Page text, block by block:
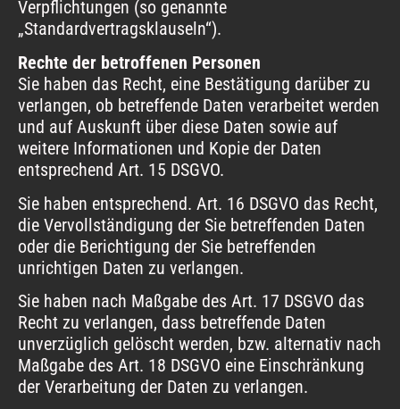
Verpflichtungen (so genannte
„Standardvertragsklauseln“).
Rechte der betroffenen Personen
Sie haben das Recht, eine Bestätigung darüber zu
verlangen, ob betreffende Daten verarbeitet werden
und auf Auskunft über diese Daten sowie auf
weitere Informationen und Kopie der Daten
entsprechend Art. 15 DSGVO.
Sie haben entsprechend. Art. 16 DSGVO das Recht,
die Vervollständigung der Sie betreffenden Daten
oder die Berichtigung der Sie betreffenden
unrichtigen Daten zu verlangen.
Sie haben nach Maßgabe des Art. 17 DSGVO das
Recht zu verlangen, dass betreffende Daten
unverzüglich gelöscht werden, bzw. alternativ nach
Maßgabe des Art. 18 DSGVO eine Einschränkung
der Verarbeitung der Daten zu verlangen.